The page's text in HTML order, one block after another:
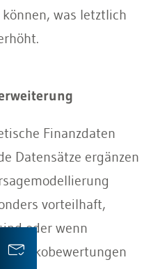
was letztlich
Finanzdaten
Datensätze ergänzen
vorteilhaft,
oder wenn
Risikobewertungen